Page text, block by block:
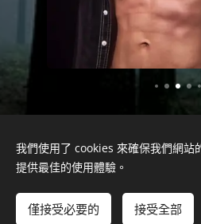
立即預約
免費建立您的網站！
我們使用了 cookies 來確保我們網站
提供最佳的使用體驗。
僅接受必要的 接受全部